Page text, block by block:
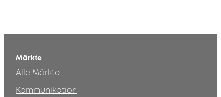
Märkte
Alle Märkte
Kommunikation